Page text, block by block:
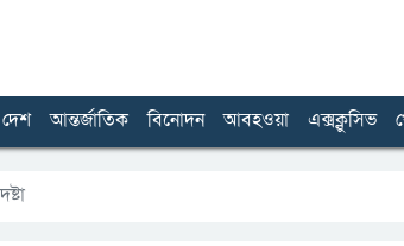
আন্তর্জাতিক বিনোদন আবহওয়া এক্সক্লুসিভ